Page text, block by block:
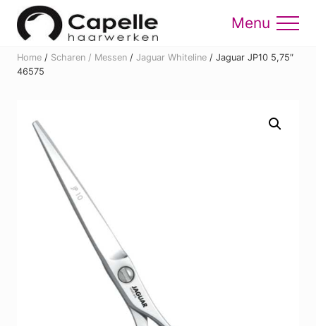
Menu
Skip
content
Skip
Menu
Home / Scharen / Messen / Jaguar Whiteline / Jaguar JP10 5,75″
46575